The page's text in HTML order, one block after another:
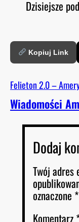
O
RSS FEED
Dzisiejsze
Kopiuj Link
Felieton 2.0 –
Wiadomości
Dodaj
Twój adres
oznaczone *
Komentarz